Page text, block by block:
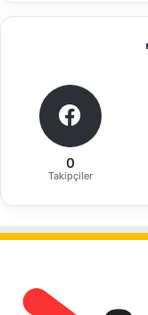
0
Takipçiler